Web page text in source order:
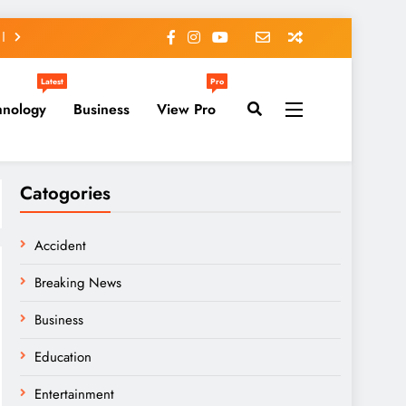
Latest
Business View Pro
Pro
Catogories
Accident
Breaking News
Business
Education
Entertainment